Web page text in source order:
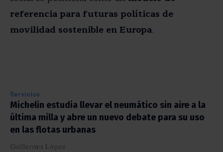
referencia para futuras políticas de
movilidad sostenible en Europa.
Servicios
Michelin estudia llevar el neumático sin aire a la
última milla y abre un nuevo debate para su uso
en las flotas urbanas
Guillermo López